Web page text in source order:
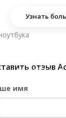
Узнать
отзыв
имя